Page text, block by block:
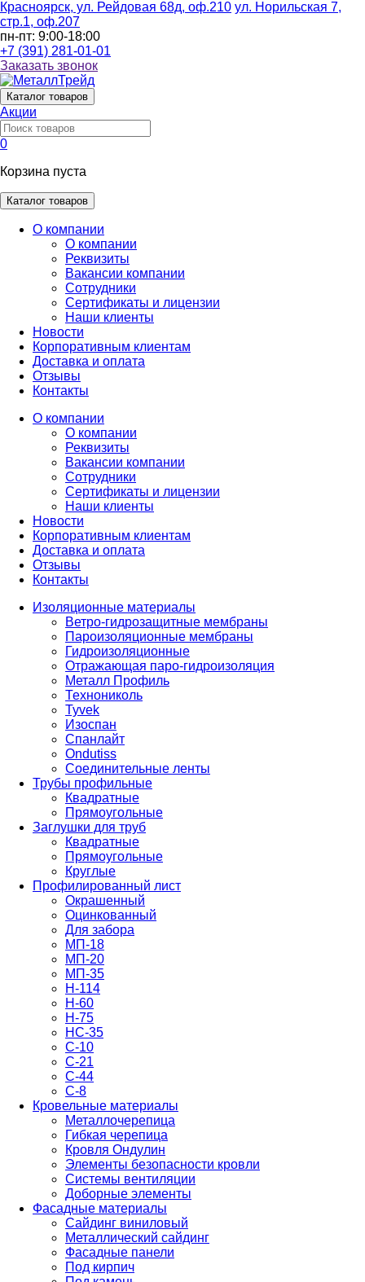
Красноярск, ул. Рейдовая 68д, оф.210 ул. Норильская 7,
стр.1, оф.207
пн-пт: 9:00-18:00
+7 (391) 281-01-01
Заказать звонок
Каталог товаров
Акции
0
Корзина пуста
Каталог товаров
О компании
О компании
Реквизиты
Вакансии компании
Сотрудники
Сертификаты и лицензии
Наши клиенты
Новости
Корпоративным клиентам
Доставка и оплата
Отзывы
Контакты
О компании
О компании
Реквизиты
Вакансии компании
Сотрудники
Сертификаты и лицензии
Наши клиенты
Новости
Корпоративным клиентам
Доставка и оплата
Отзывы
Контакты
Изоляционные материалы
Ветро-гидрозащитные мембраны
Пароизоляционные мембраны
Гидроизоляционные
Отражающая паро-гидроизоляция
Металл Профиль
Технониколь
Tyvek
Изоспан
Спанлайт
Ondutiss
Соединительные ленты
Трубы профильные
Квадратные
Прямоугольные
Заглушки для труб
Квадратные
Прямоугольные
Круглые
Профилированный лист
Окрашенный
Оцинкованный
Для забора
МП-18
МП-20
МП-35
Н-114
Н-60
Н-75
НС-35
С-10
С-21
С-44
С-8
Кровельные материалы
Металлочерепица
Гибкая черепица
Кровля Ондулин
Элементы безопасности кровли
Системы вентиляции
Доборные элементы
Фасадные материалы
Сайдинг виниловый
Металлический сайдинг
Фасадные панели
Под кирпич